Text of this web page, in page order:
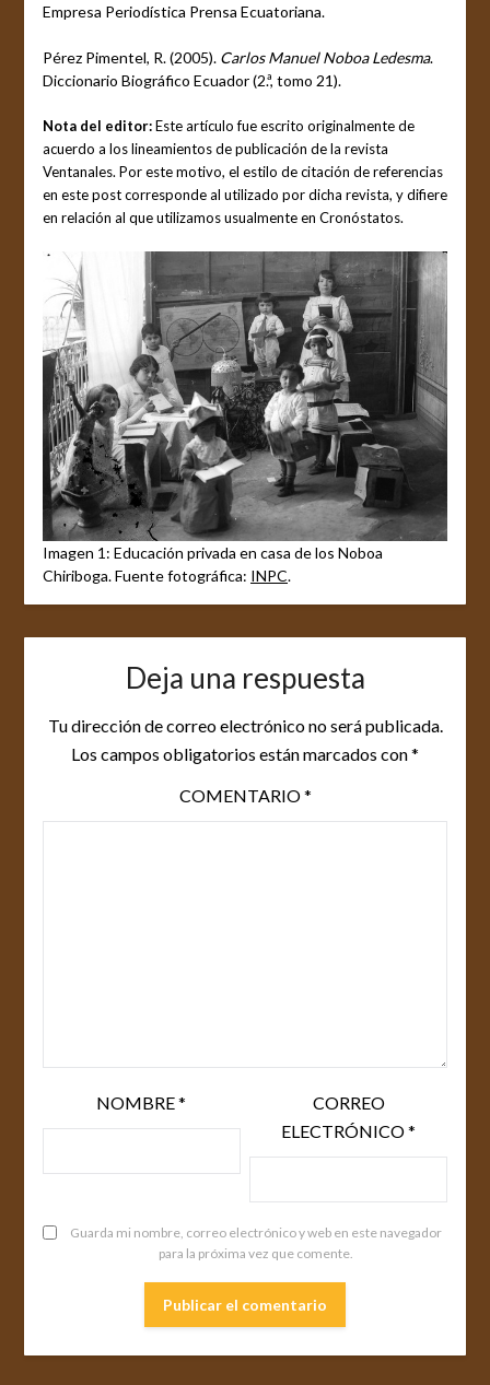
Empresa Periodística Prensa Ecuatoriana.
Pérez Pimentel, R. (2005). Carlos Manuel Noboa Ledesma.
Diccionario Biográfico Ecuador (2.ª, tomo 21).
Nota del editor:Este artículo fue escrito originalmente de
acuerdo a los lineamientos de publicación de la revista
Ventanales. Por este motivo, el estilo de citación de referencias
en este post corresponde al utilizado por dicha revista, y difiere
en relación al que utilizamos usualmente en Cronóstatos.
Imagen 1: Educación privada en casa de los Noboa
Chiriboga. Fuente fotográfica: INPC.
Deja una respuesta
Tu dirección de correo electrónico no será publicada.
Los campos obligatorios están marcados con*
COMENTARIO*
NOMBRE*
CORREO
ELECTRÓNICO*
Guarda mi nombre, correo electrónico y web en este navegador
para la próxima vez que comente.